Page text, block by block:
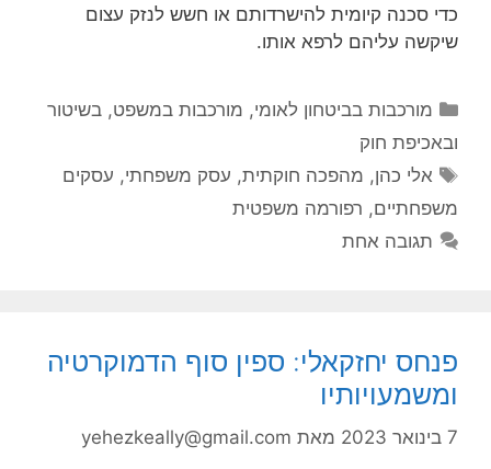
כדי סכנה קיומית להישרדותם או חשש לנזק עצום
שיקשה עליהם לרפא אותו.
קטגוריות
מורכבות בביטחון לאומי, מורכבות במשפט, בשיטור
ובאכיפת חוק
תגיות
אלי כהן, מהפכה חוקתית, עסק משפחתי, עסקים
משפחתיים, רפורמה משפטית
תגובה אחת
פנחס יחזקאלי: ספין סוף הדמוקרטיה
ומשמעויותיו
7 בינואר 2023 מאת yehezkeally@gmail.com